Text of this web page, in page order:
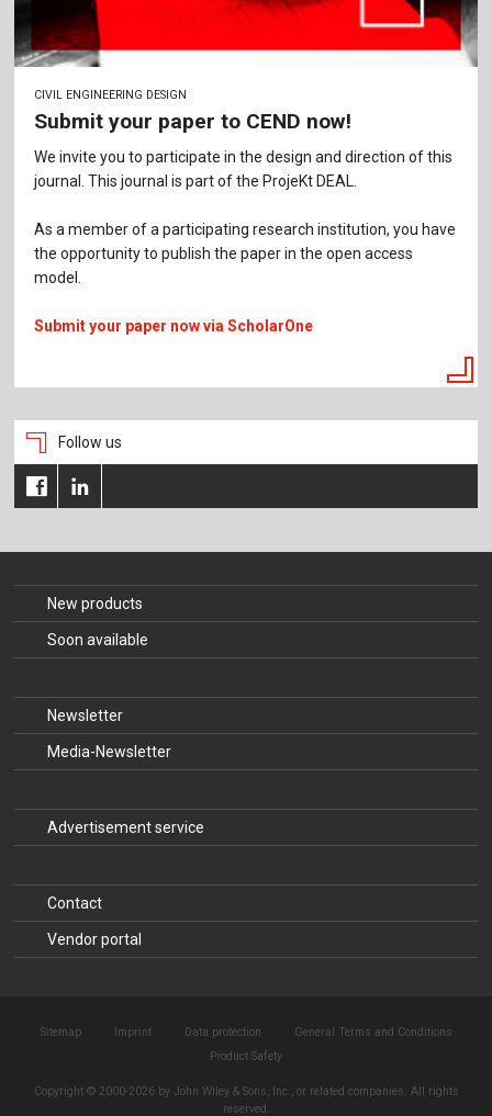
CIVIL ENGINEERING DESIGN
Submit your paper to CEND now!
We invite you to participate in the design and direction of this
journal. This journal is part of the ProjeKt DEAL.
As a member of a participating research institution, you have
the opportunity to publish the paper in the open access
model.
Submit your paper now via ScholarOne
Follow us
New products
Soon available
Newsletter
Media-Newsletter
Advertisement service
Contact
Vendor portal
Sitemap Imprint Data protection
General Terms and Conditions
Product Safety
Copyright © 2000-2026 by John Wiley & Sons, Inc., or related companies. All rights
reserved.